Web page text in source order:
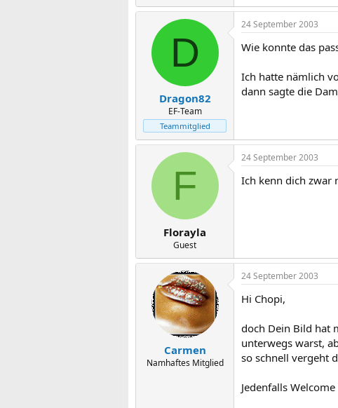
D
Dragon82
EF-Team
Teammitglied
24 September 2003
Wie konnte das
Ich hatte nämlich
dann sagte die
F
Florayla
Guest
24 September 2003
Ich kenn dich zwar
Carmen
Namhaftes Mitglied
24 September 2003
Hi Chopi,
doch Dein Bild hat
unterwegs warst,
so schnell vergeht
Jedenfalls Welcome